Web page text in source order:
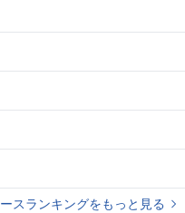
スランキングをもっと見る